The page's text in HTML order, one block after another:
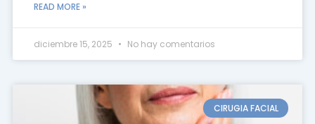
READ MORE »
diciembre 15, 2025 No hay comentarios
CIRUGIA FACIAL